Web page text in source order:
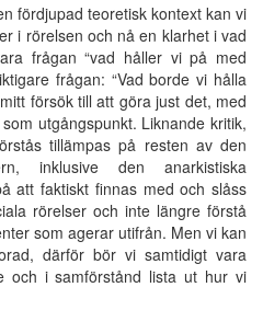
fördjupad teoretisk kontext kan vi
i rörelsen och nå en klarhet i vad
frågan “vad håller vi på med
frågan: “Vad borde vi hålla
försök till att göra just det, med
utgångspunkt. Liknande kritik,
tillämpas på resten av den
inklusive den anarkistiska
att faktiskt finnas med och slåss
rörelser och inte längre förstå
som agerar utifrån. Men vi kan
därför bör vi samtidigt vara
och i samförstånd lista ut hur vi